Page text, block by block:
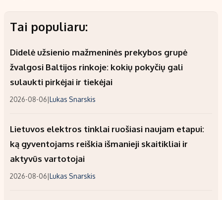
Tai populiaru:
Didelė užsienio mažmeninės prekybos grupė
žvalgosi Baltijos rinkoje: kokių pokyčių gali
sulaukti pirkėjai ir tiekėjai
2026-08-06|Lukas Snarskis
Lietuvos elektros tinklai ruošiasi naujam etapui:
ką gyventojams reiškia išmanieji skaitikliai ir
aktyvūs vartotojai
2026-08-06|Lukas Snarskis